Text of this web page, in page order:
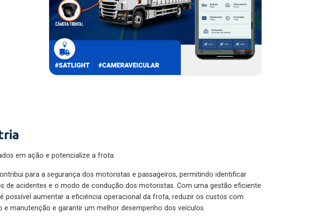
em ação e potencialize a frota.
para a segurança dos motoristas e passageiros, permitindo identificar
de acidentes e o modo de condução dos motoristas. Com uma gestão eficiente
possível aumentar a eficiência operacional da frota, reduzir os custos com
e manutenção e garantir um melhor desempenho dos veículos.